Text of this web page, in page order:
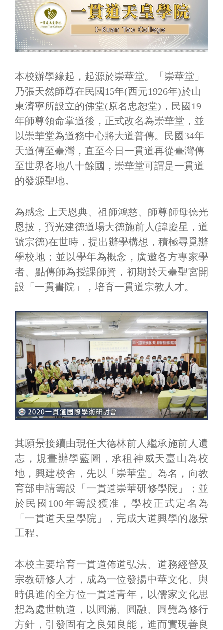
本校辦學緣起，起源於崇華堂。「崇華堂」
乃張天然師尊在民國15年(西元1926年)於山
東濟寧所設立的佛堂(原名忠恕堂)，民國19
年師尊領命掌道後，正式改名為崇華堂，並
以崇華堂為道務中心將大道普傳。民國34年
天道傳至臺灣，直至今日一貫道再從臺灣傳
至世界各地八十餘國，崇華堂可謂是一貫道
的發源聖地。
為感念 上天恩典、祖師鴻慈、師尊師母德光
恩披，寶光建德道場大德施前人(諱慶星，道
號宗德)在世時，提出辦學構想，積極尋覓辦
學校地；並以學年為概念，廣邀各方專家學
者、點傳師為授課師資，初期於天臺聖宮開
設「一貫書院」，培育一貫道宗教人才。
其願景接續由現任大德林前人繼承施前人遺
志，規畫辦學藍圖，承租神威天臺山為校
地，興建校舍，先以「崇華堂」為名，向教
育部申請籌設「一貫道崇華研修學院」；並
於民國100年籌設獲准，學校正式定名為
「一貫道天皇學院」，完成大道興學的愿景
工程。
本校主要培育一貫道佈道弘法、道務經營及
宗教研修人才，成為一位發揚中華文化、與
時俱進的全方位一貫道青年，以儒家文化思
想為處世軌道，以圓滿、圓融、圓覺為修行
方針，引發固有之良知良能，進而實現善良